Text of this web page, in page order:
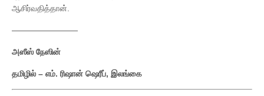
ஆசிர்வதித்தான்.
————————
அஸீஸ் நேஸின்
தமிழில் – எம். ரிஷான் ஷெரீப், இலங்கை